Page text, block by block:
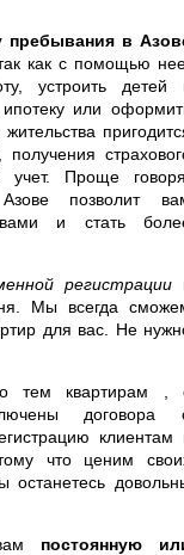
пребывания в
как с помощью
устроить детей
или
Проще говоря,
позволит
и стать
регистрации
Мы всегда
для вас. Не
тем квартирам ,
договора
клиентам
что ценим
останетесь
постоянную